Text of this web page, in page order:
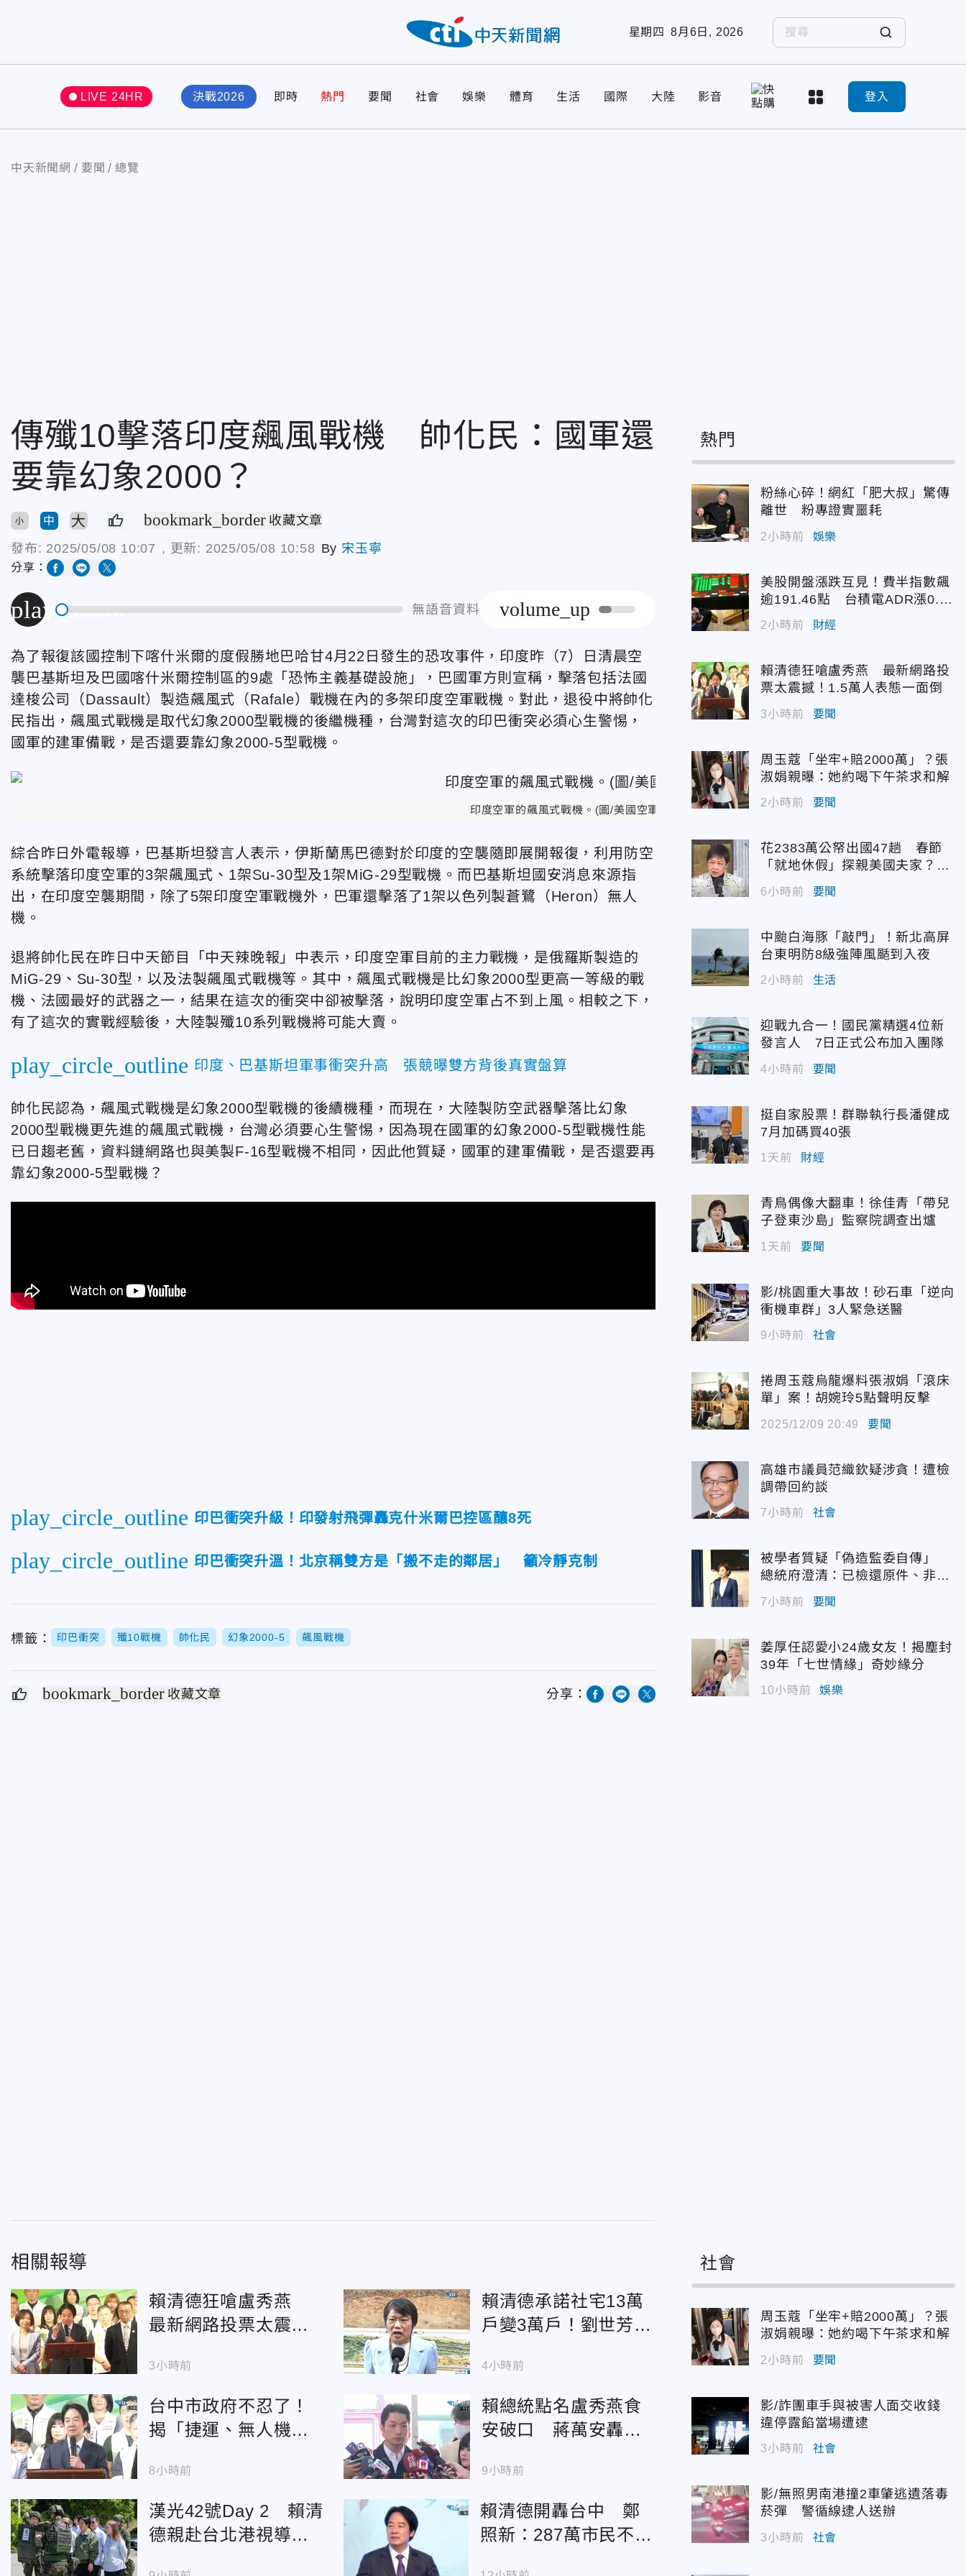
星期四 8月6日, 2026
LIVE 24HR 決戰2026 即時 熱門 要聞 社會 娛樂 體育 生活 國際 大陸 影音 登入
中天新聞網 要聞 總覽
傳殲10擊落印度飆風戰機 帥化民：國軍還
要靠幻象2000？
小 中 大 bookmark_border 收藏文章
發布: 2025/05/08 10:07 , 更新: 2025/05/08 10:58 By宋玉寧
分享：
play_arrow 無語音資料 volume_up
為了報復該國控制下喀什米爾的度假勝地巴哈甘4月22日發生的恐攻事件，印度昨（7）日清晨空
襲巴基斯坦及巴國喀什米爾控制區的9處「恐怖主義基礎設施」，巴國軍方則宣稱，擊落包括法國
達梭公司（Dassault）製造飆風式（Rafale）戰機在內的多架印度空軍戰機。對此，退役中將帥化
民指出，飆風式戰機是取代幻象2000型戰機的後繼機種，台灣對這次的印巴衝突必須心生警惕，
國軍的建軍備戰，是否還要靠幻象2000-5型戰機。
印度空軍的飆風式戰機。(圖/美國空軍)
綜合昨日外電報導，巴基斯坦發言人表示，伊斯蘭馬巴德對於印度的空襲隨即展開報復，利用防空
系統擊落印度空軍的3架飆風式、1架Su-30型及1架MiG-29型戰機。而巴基斯坦國安消息來源指
出，在印度空襲期間，除了5架印度空軍戰機外，巴軍還擊落了1架以色列製蒼鷺（Heron）無人
機。
退將帥化民在昨日中天節目「中天辣晚報」中表示，印度空軍目前的主力戰機，是俄羅斯製造的
MiG-29、Su-30型，以及法製飆風式戰機等。其中，飆風式戰機是比幻象2000型更高一等級的戰
機、法國最好的武器之一，結果在這次的衝突中卻被擊落，說明印度空軍占不到上風。相較之下，
有了這次的實戰經驗後，大陸製殲10系列戰機將可能大賣。
play_circle_outline 印度、巴基斯坦軍事衝突升高 張競曝雙方背後真實盤算
帥化民認為，飆風式戰機是幻象2000型戰機的後續機種，而現在，大陸製防空武器擊落比幻象
2000型戰機更先進的飆風式戰機，台灣必須要心生警惕，因為現在國軍的幻象2000-5型戰機性能
已日趨老舊，資料鏈網路也與美製F-16型戰機不相同，因此他質疑，國軍的建軍備戰，是否還要再
靠幻象2000-5型戰機？
play_circle_outline 印巴衝突升級！印發射飛彈轟克什米爾巴控區釀8死
play_circle_outline 印巴衝突升溫！北京稱雙方是「搬不走的鄰居」 籲冷靜克制
標籤： 印巴衝突 殲10戰機 帥化民 幻象2000-5 飆風戰機
bookmark_border 收藏文章 分享：
相關報導
賴清德狂嗆盧秀燕
最新網路投票太震
倒
3小時前
賴清德承諾社宅13萬
戶變3萬戶！劉世芳：
餘屋
4小時前
台中市政府不忍了！
揭「捷運、無人機、
8小時前
賴總統點名盧秀燕食
安破口 蔣萬安轟：
9小時前
漢光42號Day 2 賴清
德親赴台北港視導飛
賴清德開轟台中 鄭
照新：287萬市民不該
熱門
粉絲心碎！網紅「肥大叔」驚傳
離世 粉專證實噩耗
2小時前 娛樂
美股開盤漲跌互見！費半指數飆
逾191.46點 台積電ADR漲0.9
3%
2小時前 財經
賴清德狂嗆盧秀燕 最新網路投
票太震撼！1.5萬人表態一面倒
3小時前 要聞
周玉蔻「坐牢+賠2000萬」？張
淑娟親曝：她約喝下午茶求和解
2小時前 要聞
花2383萬公帑出國47趟 春節
「就地休假」探親美國夫家？徐
佳青回應了
6小時前 要聞
中颱白海豚「敲門」！新北高屏
台東明防8級強陣風颳到入夜
2小時前 生活
迎戰九合一！國民黨精選4位新
發言人 7日正式公布加入團隊
4小時前 要聞
挺自家股票！群聯執行長潘健成
7月加碼買40張
1天前 財經
青鳥偶像大翻車！徐佳青「帶兒
子登東沙島」監察院調查出爐
1天前 要聞
影/桃園重大事故！砂石車「逆向
衝機車群」3人緊急送醫
9小時前 社會
捲周玉蔻烏龍爆料張淑娟「滾床
單」案！胡婉玲5點聲明反擊
2025/12/09 20:49 要聞
高雄市議員范織欽疑涉貪！遭檢
調帶回約談
7小時前 社會
被學者質疑「偽造監委自傳」
總統府澄清：已檢還原件、非府
方提供
7小時前 要聞
姜厚任認愛小24歲女友！揭塵封
39年「七世情緣」奇妙緣分
10小時前 娛樂
社會
周玉蔻「坐牢+賠2000萬」？張
淑娟親曝：她約喝下午茶求和解
2小時前 要聞
影/詐團車手與被害人面交收錢
違停露餡當場遭逮
3小時前 社會
影/無照男南港撞2車肇逃遺落毒
菸彈 警循線逮人送辦
3小時前 社會